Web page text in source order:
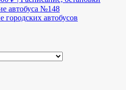
автобуса №148
городских автобусов